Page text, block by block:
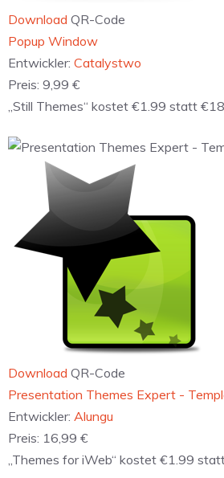
Download QR-Code
‎Popup Window
Entwickler: Catalystwo
Preis: 9,99 €
„Still Themes“ kostet €1.99 statt
Download QR-Code
‎Presentation Themes Expert -
Entwickler: Alungu
Preis: 16,99 €
„Themes for iWeb“ kostet €1.99